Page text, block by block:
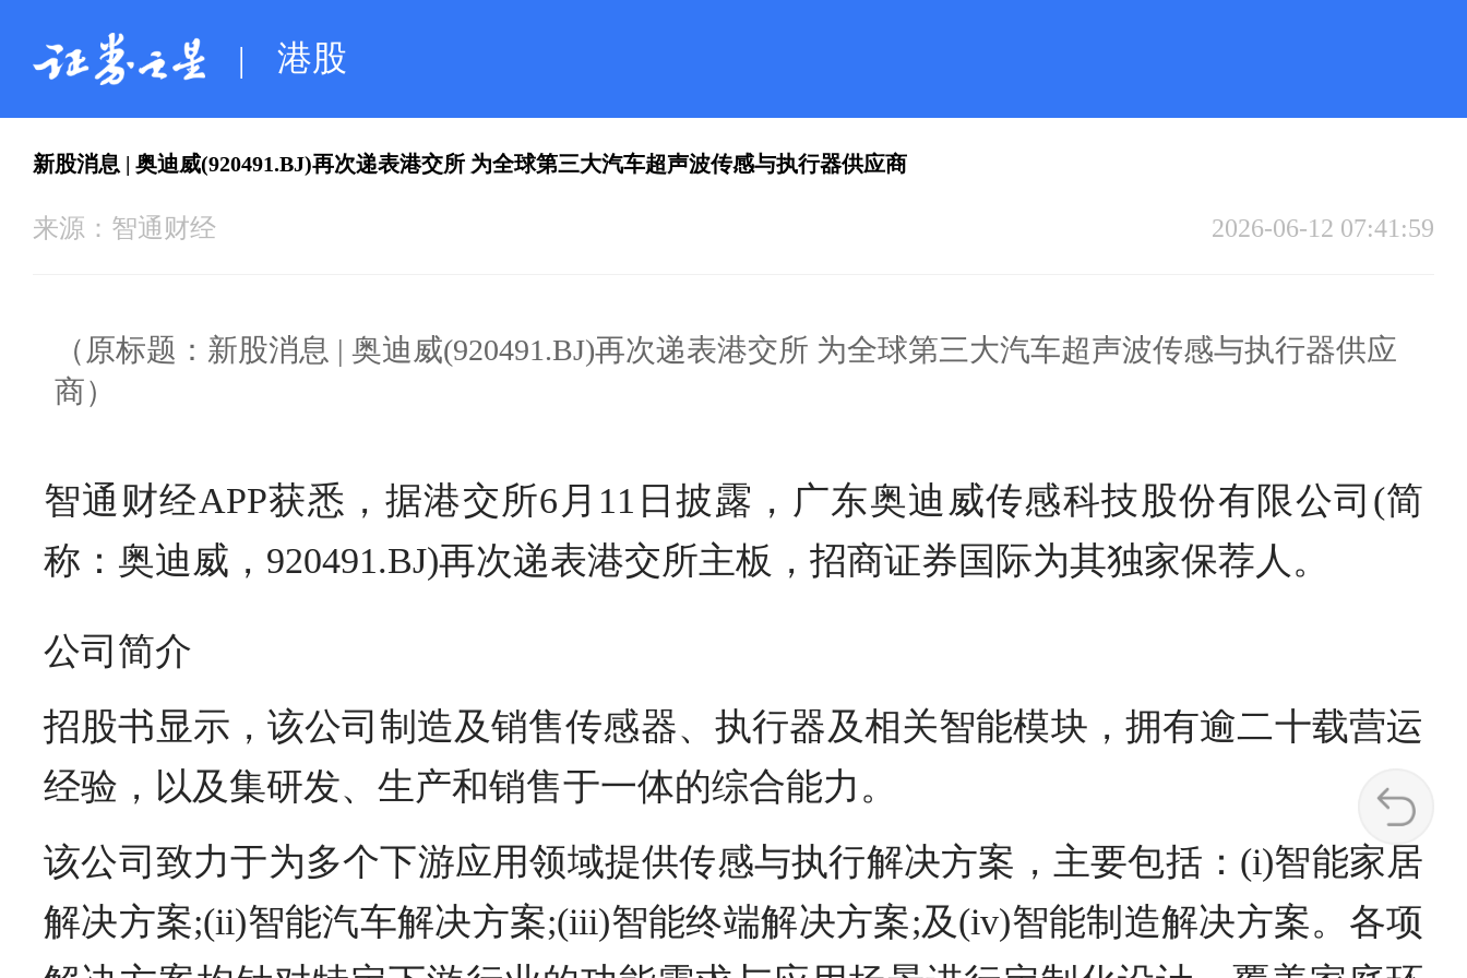
| 港股
新股消息 | 奥迪威(920491.BJ)再次递表港交所 为全球第三大汽车超声波传感与执行器供应商
来源： 智通财经 2026-06-12 07:41:59
（原标题：新股消息 | 奥迪威(920491.BJ)再次递表港交所 为全球第三大汽车超声波传感与执行器供应
商）
智通财经APP获悉，据港交所6月11日披露，广东奥迪威传感科技股份有限公司(简
称：奥迪威，920491.BJ)再次递表港交所主板，招商证券国际为其独家保荐人。
公司简介
招股书显示，该公司制造及销售传感器、执行器及相关智能模块，拥有逾二十载营运
经验，以及集研发、生产和销售于一体的综合能力。
该公司致力于为多个下游应用领域提供传感与执行解决方案，主要包括：(i)智能家居
解决方案;(ii)智能汽车解决方案;(iii)智能终端解决方案;及(iv)智能制造解决方案。各项